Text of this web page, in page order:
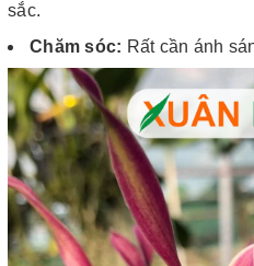
sắc.
Chăm sóc: Rất cần ánh